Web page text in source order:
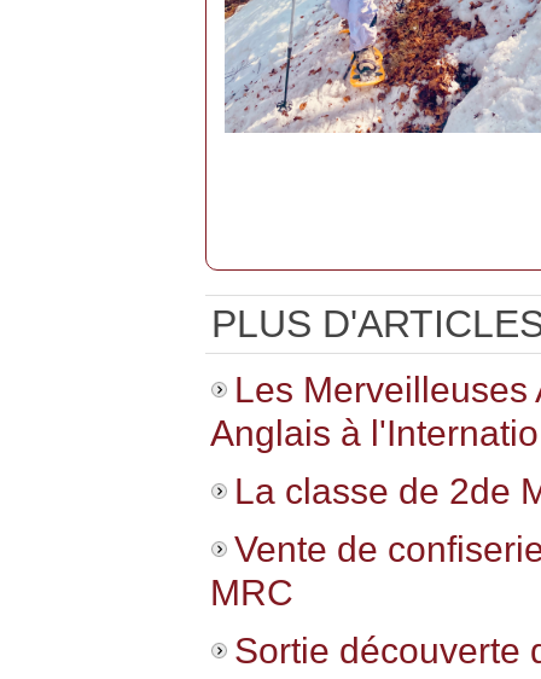
PLUS
Les Merveilleuses
Anglais à
La classe de 2de
Vente de
MRC
Sortie découverte